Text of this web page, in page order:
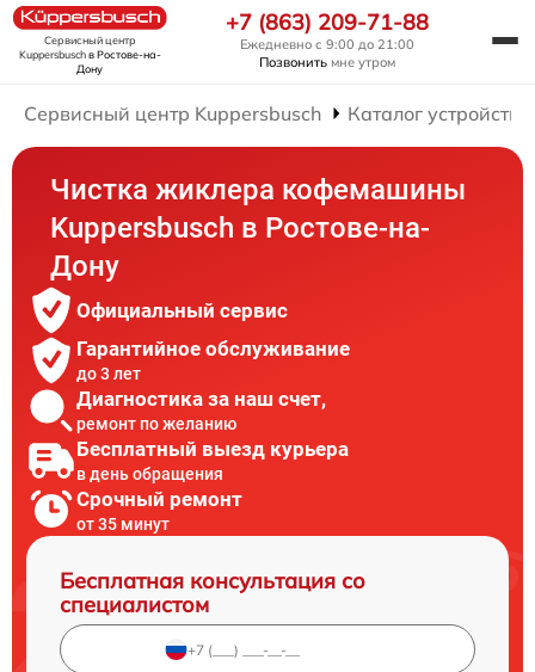
Сервисный центр
Kuppersbuschв Ростове-на-
Дону
+7 (863) 209-71-88
Ежедневно с 9:00 до 21:00
Позвонить мне утром
Сервисный центр Kuppersbusch Каталог устройств
Чистка жиклера кофемашины
Kuppersbusch в Ростове-на-
Дону
Официальный сервис
Гарантийное обслуживание
до 3 лет
Диагностика за наш счет,
ремонт по желанию
Бесплатный выезд курьера
в день обращения
Срочный ремонт
от 35 минут
Бесплатная консультация со
специалистом